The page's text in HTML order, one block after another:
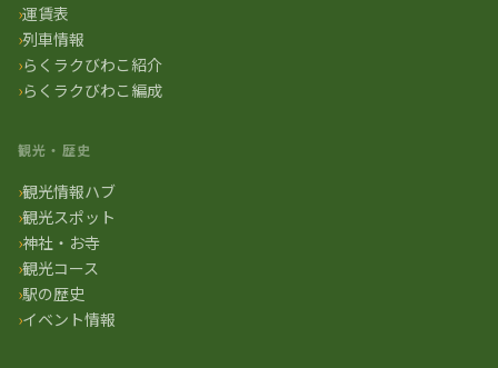
運賃表
列車情報
らくラクびわこ紹介
らくラクびわこ編成
観光・歴史
観光情報ハブ
観光スポット
神社・お寺
観光コース
駅の歴史
イベント情報